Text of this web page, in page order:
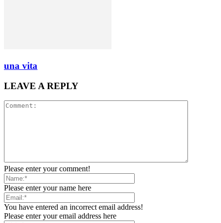
una vita
LEAVE A REPLY
Please enter your comment!
Please enter your name here
You have entered an incorrect email address!
Please enter your email address here